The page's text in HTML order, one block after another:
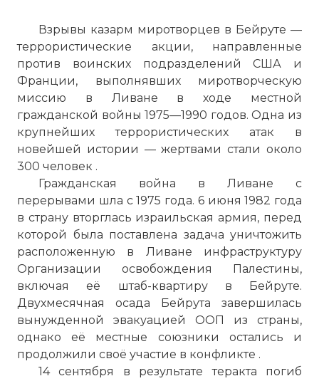
Взрывы казарм миротворцев в Бейруте —
террористические акции, направленные
против воинских подразделений США и
Франции, выполнявших миротворческую
миссию в Ливане в ходе местной
гражданской войны 1975—1990 годов. Одна из
крупнейших террористических атак в
новейшей истории — жертвами стали около
300 человек .
Гражданская война в Ливане с
перерывами шла с 1975 года. 6 июня 1982 года
в страну вторглась израильская армия, перед
которой была поставлена задача уничтожить
расположенную в Ливане инфраструктуру
Организации освобождения Палестины,
включая её штаб-квартиру в Бейруте.
Двухмесячная осада Бейрута завершилась
вынужденной эвакуацией ООП из страны,
однако её местные союзники остались и
продолжили своё участие в конфликте .
14 сентября в результате теракта погиб